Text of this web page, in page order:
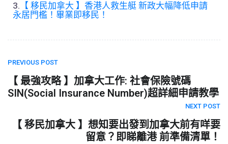
3. 【 移民加拿大 】香港人救生艇 新政大幅降低申請
永居門檻！畢業即移民！
PREVIOUS POST
【 最強攻略 】加拿大工作: 社會保險號碼
SIN(Social Insurance Number)超詳細申請教學
NEXT POST
【 移民加拿大 】想知要出發到加拿大前有咩要
留意？即睇離港 前準備清單！